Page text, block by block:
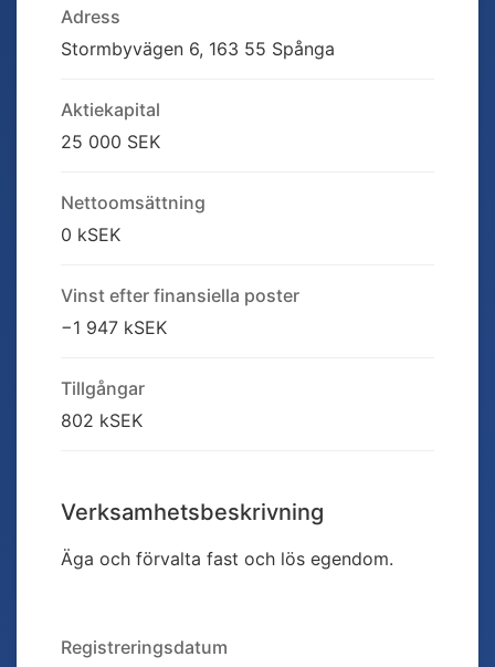
Adress
Stormbyvägen 6, 163 55 Spånga
Aktiekapital
25 000 SEK
Nettoomsättning
0 kSEK
Vinst efter finansiella poster
−1 947 kSEK
Tillgångar
802 kSEK
Verksamhetsbeskrivning
Äga och förvalta fast och lös egendom.
Registreringsdatum